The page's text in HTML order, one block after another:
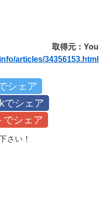
取得元：You
articles/34356153.html
シェア
でシェア
でシェア
さい！